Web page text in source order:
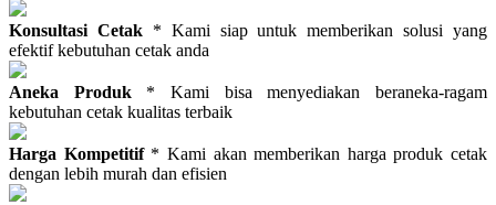
Konsultasi Cetak* Kami siap untuk memberikan solusi yang
efektif kebutuhan cetak anda
Aneka Produk * Kami bisa menyediakan beraneka-ragam
kebutuhan cetak kualitas terbaik
Harga Kompetitif* Kami akan memberikan harga produk cetak
dengan lebih murah dan efisien